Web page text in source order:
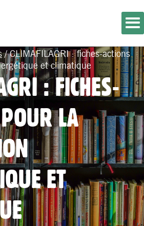
/CLIMAFILAGRI : fiches-actions
et climatique
: FICHES-
LA
ET